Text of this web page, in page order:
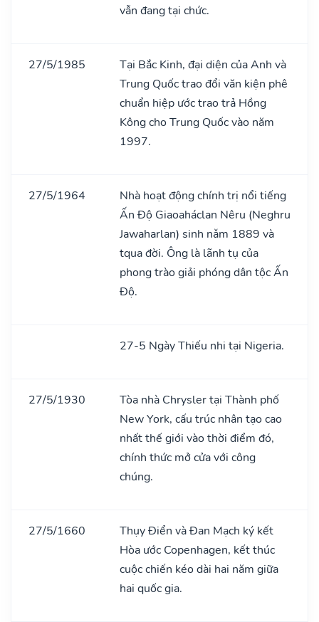
vẫn đang tại chức.
27/5/1985
Tại Bắc Kinh, đại diện của Anh và
Trung Quốc trao đổi văn kiện phê
chuẩn hiệp ước trao trả Hồng
Kông cho Trung Quốc vào năm
1997.
27/5/1964
Nhà hoạt động chính trị nổi tiếng
Ấn Độ Giaoaháclan Nêru (Neghru
Jawaharlan) sinh nǎm 1889 và
tqua đời. Ông là lãnh tụ của
phong trào giải phóng dân tộc Ấn
Độ.
27-5 Ngày Thiếu nhi tại Nigeria.
27/5/1930
Tòa nhà Chrysler tại Thành phố
New York, cấu trúc nhân tạo cao
nhất thế giới vào thời điểm đó,
chính thức mở cửa với công
chúng.
27/5/1660
Thụy Điển và Đan Mạch ký kết
Hòa ước Copenhagen, kết thúc
cuộc chiến kéo dài hai năm giữa
hai quốc gia.